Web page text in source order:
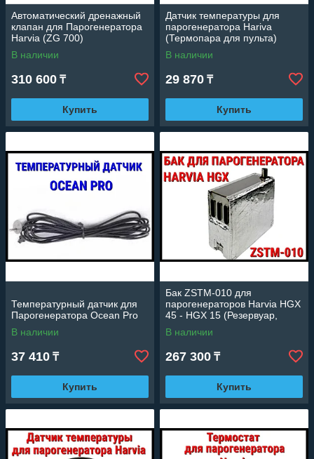
Автоматический дренажный
клапан для Парогенератора
Harvia (ZG 700)
В наличии
310 600 ₸
Купить
Датчик температуры для
парогенератора Hariva
(Термопара для пульта)
В наличии
29 870 ₸
Купить
Температурный датчик для
Парогенератора Ocean Pro
В наличии
37 410 ₸
Купить
Бак ZSTM-010 для
парогенераторов Harvia HGX
45 - HGX 15 (Резервуар,
нержавеющая сталь)
В наличии
267 300 ₸
Купить